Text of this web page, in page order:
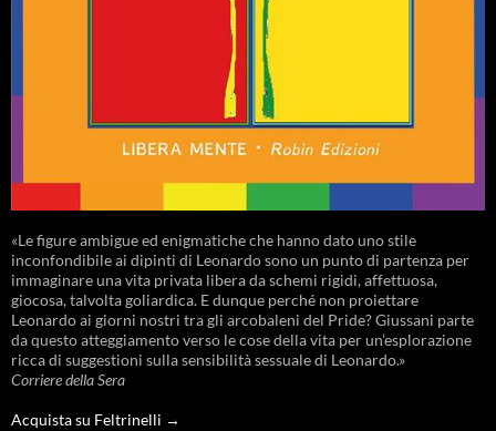
«Le figure ambigue ed enigmatiche che hanno dato uno stile
inconfondibile ai dipinti di Leonardo sono un punto di partenza per
immaginare una vita privata libera da schemi rigidi, affettuosa,
giocosa, talvolta goliardica. E dunque perché non proiettare
Leonardo ai giorni nostri tra gli arcobaleni del Pride? Giussani parte
da questo atteggiamento verso le cose della vita per un’esplorazione
ricca di suggestioni sulla sensibilità sessuale di Leonardo.»
Corriere della Sera
Acquista su Feltrinelli →